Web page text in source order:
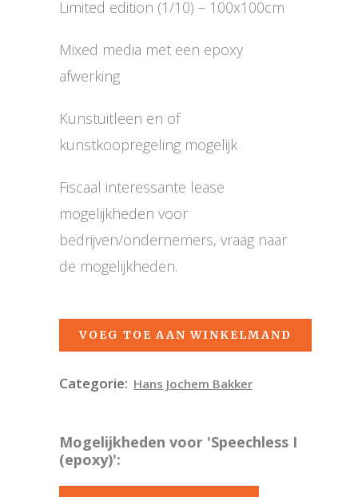
Limited edition (1/10) – 100x100cm
Mixed media met een epoxy
afwerking
Kunstuitleen en of
kunstkoopregeling mogelijk
Fiscaal interessante lease
mogelijkheden voor
bedrijven/ondernemers, vraag naar
de mogelijkheden.
VOEG TOE AAN WINKELMAND
Categorie: Hans Jochem Bakker
Mogelijkheden voor 'Speechless I
(epoxy)':